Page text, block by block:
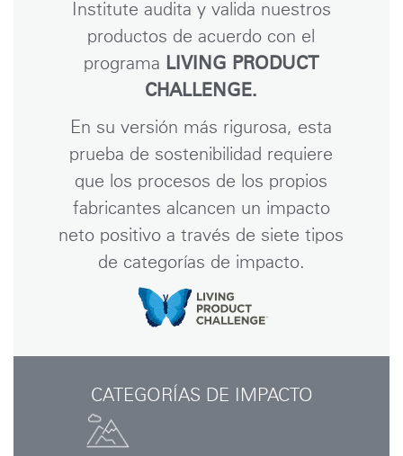
Institute audita y valida nuestros
productos de acuerdo con el
programa LIVING PRODUCT
CHALLENGE.
En su versión más rigurosa, esta
prueba de sostenibilidad requiere
que los procesos de los propios
fabricantes alcancen un impacto
neto positivo a través de siete tipos
de categorías de impacto.
CATEGORÍAS DE IMPACTO